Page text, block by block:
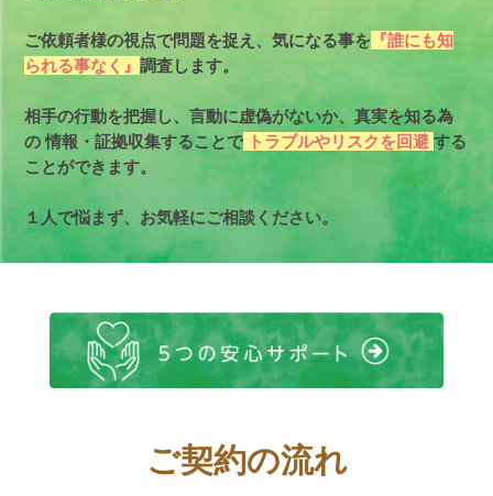
ご依頼者様の視点で問題を捉え、気になる事を 『誰にも知
られる事なく』調査します。
相手の行動を把握し、言動に虚偽がないか、真実を知る為
の情報・証拠収集することで トラブルやリスクを回避する
ことができます。
１人で悩まず、お気軽にご相談ください。
ご契約の流れ